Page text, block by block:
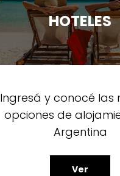
HOTELES
Ingresá y conocé las
opciones de
Argentina
Ver